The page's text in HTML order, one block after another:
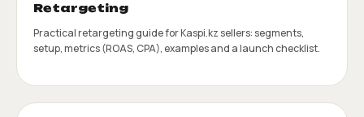
Retargeting
Practical retargeting guide for Kaspi.kz sellers: segments,
setup, metrics (ROAS, CPA), examples and a launch checklist.